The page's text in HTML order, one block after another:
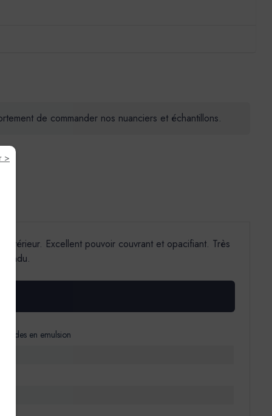
de commander nos nuanciers et échantillons.
Excellent pouvoir couvrant et opacifiant. Très
tendu.
en emulsion
>